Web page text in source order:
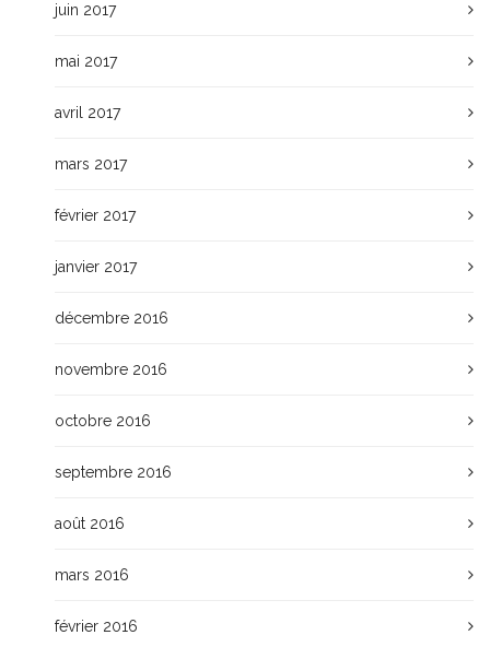
juin 2017
mai 2017
avril 2017
mars 2017
février 2017
janvier 2017
décembre 2016
novembre 2016
octobre 2016
septembre 2016
août 2016
mars 2016
février 2016